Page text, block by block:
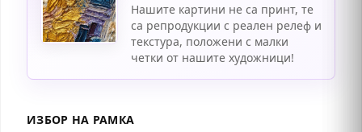
Нашите картини не са принт, те
са репродукции с реален релеф и
текстура, положени с малки
четки от нашите художници!
ИЗБОР НА РАМКА